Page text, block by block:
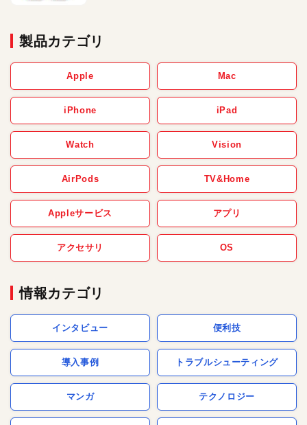
製品カテゴリ
Apple Mac
iPhone iPad
Watch Vision
AirPods TV&Home
Appleサービス アプリ
アクセサリ OS
情報カテゴリ
インタビュー 便利技
導入事例 トラブルシューティング
マンガ テクノロジー